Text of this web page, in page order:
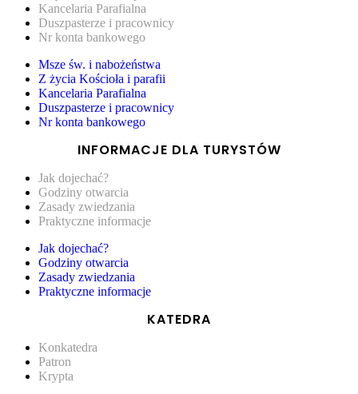
Kancelaria Parafialna
Duszpasterze i pracownicy
Nr konta bankowego
Msze św. i nabożeństwa
Z życia Kościoła i parafii
Kancelaria Parafialna
Duszpasterze i pracownicy
Nr konta bankowego
INFORMACJE DLA TURYSTÓW
Jak dojechać?
Godziny otwarcia
Zasady zwiedzania
Praktyczne informacje
Jak dojechać?
Godziny otwarcia
Zasady zwiedzania
Praktyczne informacje
KATEDRA
Konkatedra
Patron
Krypta